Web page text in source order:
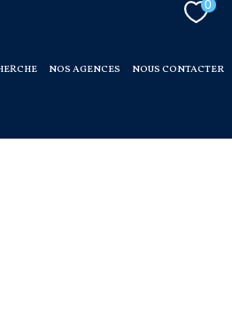
0
NOS AGENCES NOUS CONTACTER